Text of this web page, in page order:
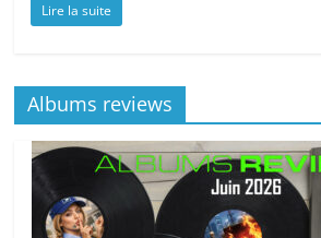
Lire la suite
Albums reviews